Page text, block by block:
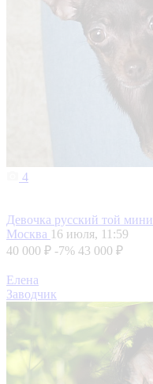
4
Девочка русский той мини
Москва 16 июля, 11:59
40 000 ₽ -7% 43 000 ₽
Елена
Заводчик